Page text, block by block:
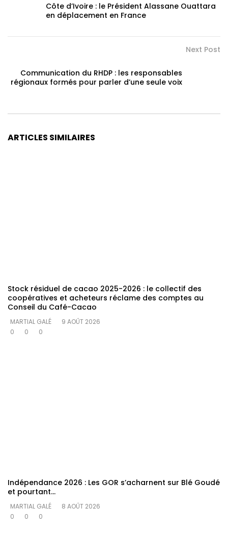
Côte d’Ivoire : le Président Alassane Ouattara
en déplacement en France
Next Post
Communication du RHDP : les responsables
régionaux formés pour parler d’une seule voix
ARTICLES SIMILAIRES
Stock résiduel de cacao 2025-2026 : le collectif des
coopératives et acheteurs réclame des comptes au
Conseil du Café-Cacao
MARTIAL GALÉ
9 AOÛT 2026
0
0 0
Indépendance 2026 : Les GOR s’acharnent sur Blé Goudé
et pourtant…
MARTIAL GALÉ
8 AOÛT 2026
0
0 0